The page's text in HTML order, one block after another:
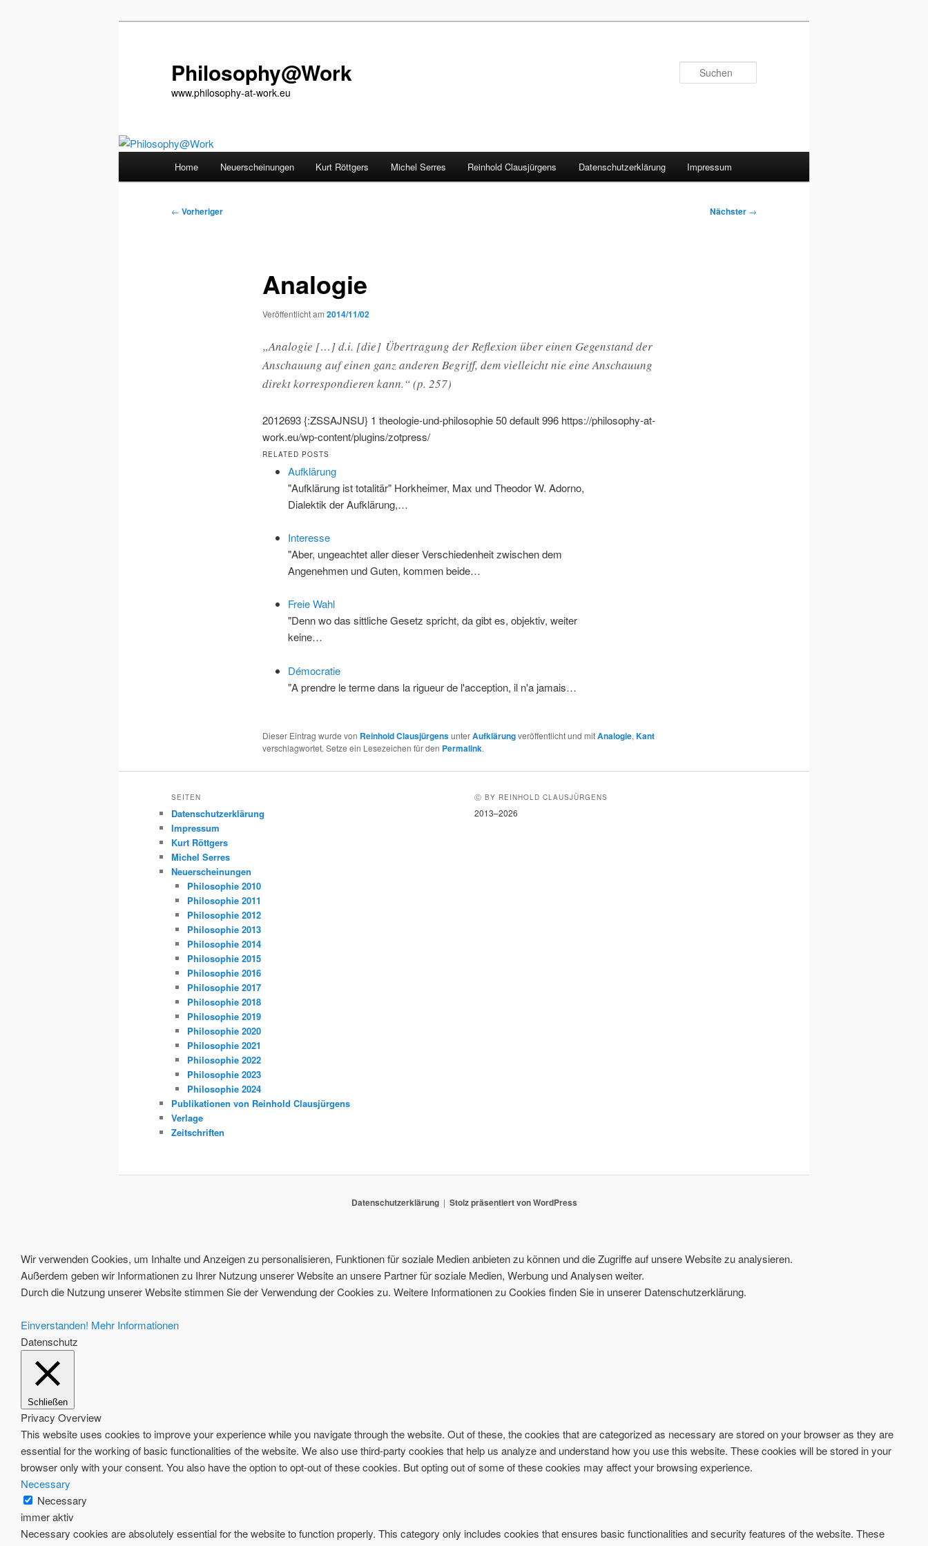
Philosophy@Work
www.philosophy-at-work.eu
Home Neuerscheinungen Kurt Röttgers Michel Serres Reinhold Clausjürgens Datenschutzerklärung Impressum
Beitragsnavigation
← Vorheriger Nächster →
Analogie
Veröffentlicht am 2014/11/02
„Analogie […] d.i. [die] Übertragung der Reflexion über einen Gegenstand der
Anschauung auf einen ganz anderen Begriff, dem vielleicht nie eine Anschauung
direkt korrespondieren kann.“ (p. 257)
2012693{:ZSSAJNSU} 1 theologie-und-philosophie50default996 https://philosophy-at-
work.eu/wp-content/plugins/zotpress/
RELATED POSTS
Aufklärung
"Aufklärung ist totalitär" Horkheimer, Max und Theodor W. Adorno,
Dialektik der Aufklärung,…
Interesse
"Aber, ungeachtet aller dieser Verschiedenheit zwischen dem
Angenehmen und Guten, kommen beide…
Freie Wahl
"Denn wo das sittliche Gesetz spricht, da gibt es, objektiv, weiter
keine…
Démocratie
"A prendre le terme dans la rigueur de l'acception, il n'a jamais…
Dieser Eintrag wurde von Reinhold ClausjürgensunterAufklärungveröffentlicht und mitAnalogie, Kant
verschlagwortet. Setze ein Lesezeichen für den Permalink.
SEITEN
Datenschutzerklärung
Impressum
Kurt Röttgers
Michel Serres
Neuerscheinungen
Philosophie 2010
Philosophie 2011
Philosophie 2012
Philosophie 2013
Philosophie 2014
Philosophie 2015
Philosophie 2016
Philosophie 2017
Philosophie 2018
Philosophie 2019
Philosophie 2020
Philosophie 2021
Philosophie 2022
Philosophie 2023
Philosophie 2024
Publikationen von Reinhold Clausjürgens
Verlage
Zeitschriften
Ⓒ BY REINHOLD CLAUSJÜRGENS
2013–2026
Datenschutzerklärung Stolz präsentiert von WordPress
Wir verwenden Cookies, um Inhalte und Anzeigen zu personalisieren, Funktionen für soziale Medien anbieten zu können und die Zugriffe auf unsere Website zu analysieren.
Außerdem geben wir Informationen zu Ihrer Nutzung unserer Website an unsere Partner für soziale Medien, Werbung und Analysen weiter.
Durch die Nutzung unserer Website stimmen Sie der Verwendung der Cookies zu. Weitere Informationen zu Cookies finden Sie in unserer Datenschutzerklärung.
Einverstanden! Mehr Informationen
Datenschutz
Schließen
Privacy Overview
This website uses cookies to improve your experience while you navigate through the website. Out of these, the cookies that are categorized as necessary are stored on your browser as they are
essential for the working of basic functionalities of the website. We also use third-party cookies that help us analyze and understand how you use this website. These cookies will be stored in your
browser only with your consent. You also have the option to opt-out of these cookies. But opting out of some of these cookies may affect your browsing experience.
Necessary
Necessary
immer aktiv
Necessary cookies are absolutely essential for the website to function properly. This category only includes cookies that ensures basic functionalities and security features of the website. These